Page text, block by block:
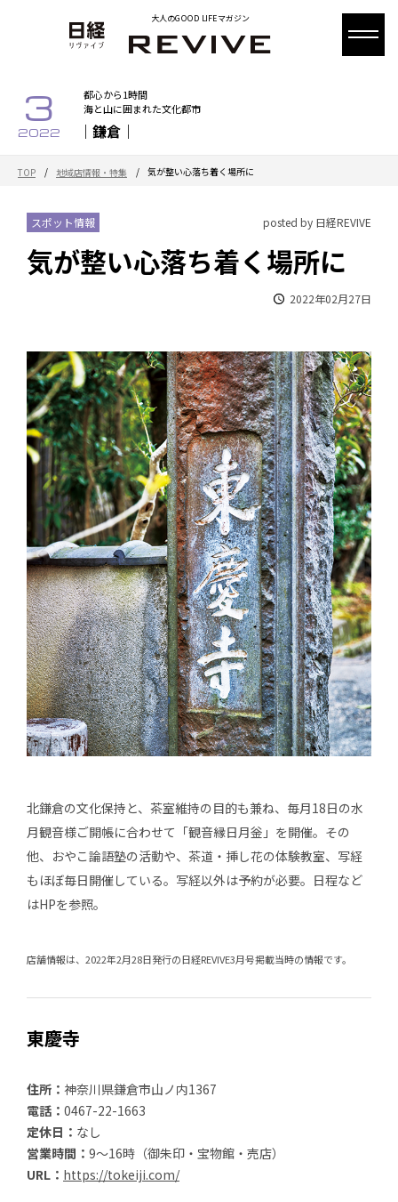
大人のGOOD LIFEマガジン
3
2022
都心から1時間
海と山に囲まれた文化都市
｜鎌倉｜
TOP / 地域店情報・特集 / 気が整い心落ち着く場所に
スポット情報 posted by 日経REVIVE
気が整い心落ち着く場所に
2022年02月27日
北鎌倉の文化保持と、茶室維持の目的も兼ね、毎月18日の水
月観音様ご開帳に合わせて「観音縁日月釡」を開催。その
他、おやこ論語塾の活動や、茶道・挿し花の体験教室、写経
もほぼ毎日開催している。写経以外は予約が必要。日程など
はHPを参照。
店舗情報は、2022年2月28日発行の日経REVIVE3月号掲載当時の情報です。
東慶寺
住所： 神奈川県鎌倉市山ノ内1367
電話： 0467-22-1663
定休日： なし
営業時間： 9～16時（御朱印・宝物館・売店）
URL： https://tokeiji.com/